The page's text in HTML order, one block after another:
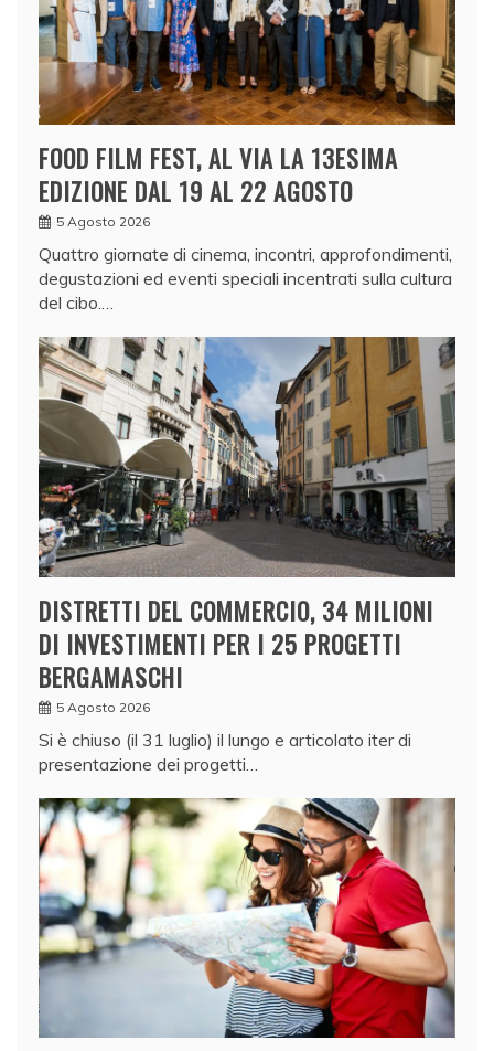
FOOD FILM FEST, AL VIA LA 13ESIMA
EDIZIONE DAL 19 AL 22 AGOSTO
5 Agosto 2026
Quattro giornate di cinema, incontri, approfondimenti,
degustazioni ed eventi speciali incentrati sulla cultura
del cibo.…
DISTRETTI DEL COMMERCIO, 34 MILIONI
DI INVESTIMENTI PER I 25 PROGETTI
BERGAMASCHI
5 Agosto 2026
Si è chiuso (il 31 luglio) il lungo e articolato iter di
presentazione dei progetti…